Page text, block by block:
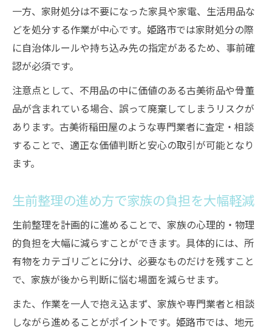
詳しく紹介
生前整理と遺品整理の違いを正しく理解す
る
家族の負担を減らす生前整理の進め方の工
夫
遺品整理で失敗しないための要点を解説
生前整理がもたらす家族の安心ポイントを
紹介
一方、家財処分は不要になった家具や家電、生活用品な
どを処分する作業が中心です。姫路市では家財処分の際
に自治体ルールや持ち込み先の指定があるため、事前確
認が必須です。
注意点として、不用品の中に価値のある古美術品や骨董
品が含まれている場合、誤って廃棄してしまうリスクが
あります。古美術稲田屋のような専門業者に査定・相談
することで、適正な価値判断と安心の取引が可能となり
ます。
生前整理の進め方で家族の負担を大幅軽減
生前整理を計画的に進めることで、家族の心理的・物理
的負担を大幅に減らすことができます。具体的には、所
有物をカテゴリごとに分け、必要なものだけを残すこと
で、家族が後から判断に悩む場面を減らせます。
また、作業を一人で抱え込まず、家族や専門業者と相談
しながら進めることがポイントです。姫路市では、地元